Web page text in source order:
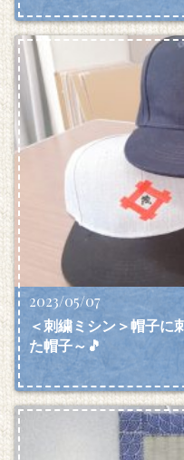
2023/05/07
＜刺繍ミシン＞帽子に
た帽子～🎵